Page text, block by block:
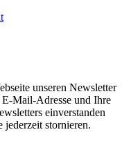
unseren Newsletter
Mail-Adresse und Ihre
einverstanden
jederzeit stornieren.